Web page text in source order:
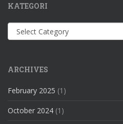
KATEGORI
Kategori
ARCHIVES
February 2025 (1)
October 2024 (1)